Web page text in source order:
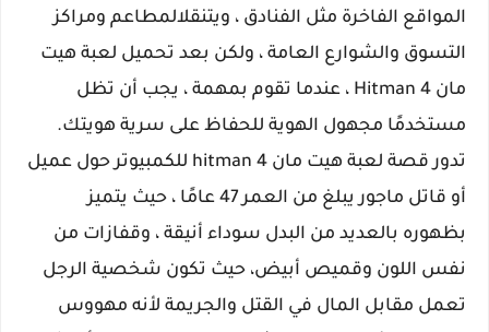
المواقع الفاخرة مثل الفنادق ، ويتنقلالمطاعم ومراكز
التسوق والشوارع العامة ، ولكن بعد تحميل لعبة هيت
مان Hitman 4 ، عندما تقوم بمهمة ، يجب أن تظل
مستخدمًا مجهول الهوية للحفاظ على سرية هويتك.
تدور قصة لعبة هيت مان hitman 4 للكمبيوتر حول عميل
أو قاتل ماجور يبلغ من العمر 47 عامًا ، حيث يتميز
بظهوره بالعديد من البدل سوداء أنيقة ، وقفازات من
نفس اللون وقميص أبيض، حيث تكون شخصية الرجل
تعمل مقابل المال في القتل والجريمة لأنه مهووس